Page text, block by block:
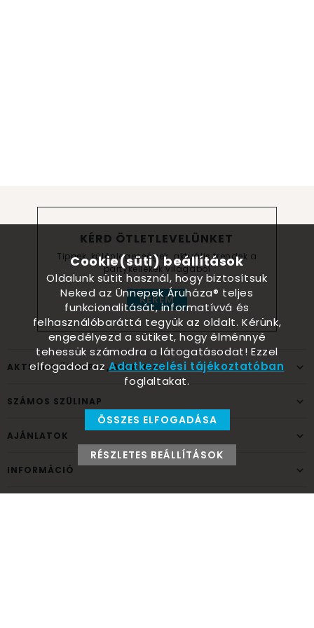
KÉRD ÖTLETLEVELÜNKET
Tippek, különlegességek, aktuális trendek a
partykellékek világából
KÉREM
AKTUÁLIS ÜNNEPEK, ALKALMAK
SZÁMOS SZÜLINAP
AJÁNLATOK
INFORMÁCIÓ
Cookie(süti) beállítások
Oldalunk sütit használ, hogy biztosítsuk
Neked az Ünnepek Áruháza® teljes
funkcionalitását, informatívvá és
felhasználóbaráttá tegyük az oldalt. Kérünk,
engedélyezd a sütiket, hogy élménnyé
tehessük számodra a látogatásodat! Ezzel
elfogadod azAdatkezelési tájékoztatóban
foglaltakat.
ÖSSZES ELFOGADÁSA
RÉSZLETES BEÁLLÍTÁSOK